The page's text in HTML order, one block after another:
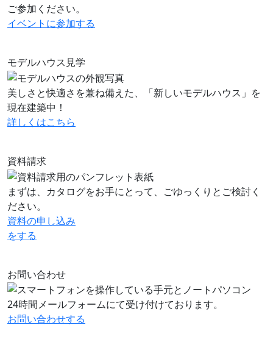
ご参加ください。
イベントに参加する
モデルハウス見学
美しさと快適さを兼ね備えた、「新しいモデルハウス」を
現在建築中！
詳しくはこちら
資料請求
まずは、カタログをお手にとって、ごゆっくりとご検討く
ださい。
資料の申し込み
をする
お問い合わせ
24時間メールフォームにて受け付けております。
お問い合わせする